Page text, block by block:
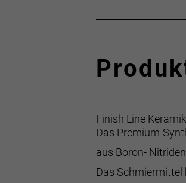
Finish Line
Das Premium-
aus Boron-
Das Schmiermittel